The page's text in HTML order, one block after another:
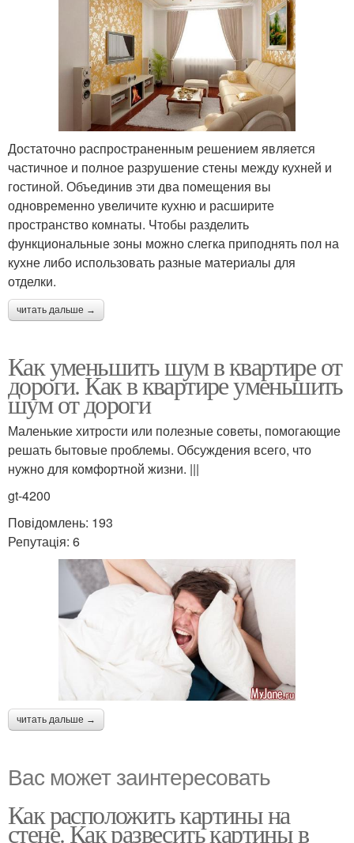
Достаточно распространенным решением является
частичное и полное разрушение стены между кухней и
гостиной. Объединив эти два помещения вы
одновременно увеличите кухню и расширите
пространство комнаты. Чтобы разделить
функциональные зоны можно слегка приподнять пол на
кухне либо использовать разные материалы для
отделки.
читать дальше →
Как уменьшить шум в квартире от
дороги. Как в квартире уменьшить
шум от дороги
Маленькие хитрости или полезные советы, помогающие
решать бытовые проблемы. Обсуждения всего, что
нужно для комфортной жизни. |||
gt-4200
Повідомлень: 193
Репутація: 6
читать дальше →
Вас может заинтересовать
Как расположить картины на
стене. Как развесить картины в